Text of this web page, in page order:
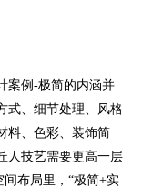
案例-极简的内涵并
式、细节处理、风格
料、色彩、装饰简
人技艺需要更高一层
间布局里，“极简+实